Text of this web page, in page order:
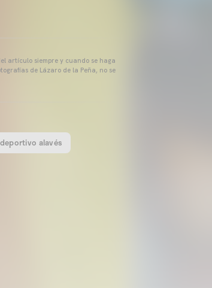
artículo siempre y cuando se haga
de Lázaro de la Peña, no se
deportivo alavés